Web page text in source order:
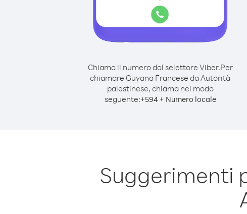
Chiama il numero dal selettore Viber.Per
chiamare Guyana Francese da Autorità
palestinese, chiama nel modo
seguente:+594+ Numero locale
Suggerimenti